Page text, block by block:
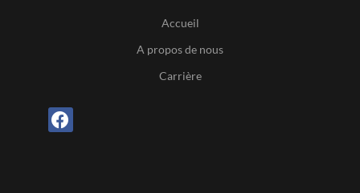
Accueil
A propos de nous
Carrière